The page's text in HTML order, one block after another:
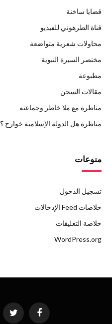
قضايا ساخنة
قناة الطرهوني للفيديو
محاولات شعرية متواضعة
مختصر السيرة النبوية
مطبوعة
مقالات السجن
مناظرة مع ملا خاطر وجماعته
مناظرة هل الدولة الإسلامية خوارج ؟
منوعات
تسجيل الدخول
خلاصات Feed الإدخالات
خلاصة التعليقات
WordPress.org
فيسبوك تويتر